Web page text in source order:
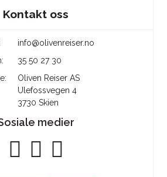
Sosiale medier
Kontakt oss
info@olivenreiser.no
35 50 27 30
Oliven Reiser AS
Ulefossvegen 4
3730 Skien
medier